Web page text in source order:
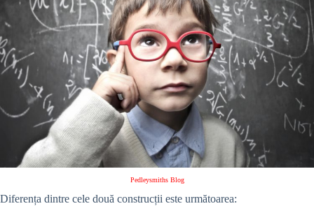
Pedleysmiths Blog
Diferența dintre cele două construcții este următoarea: